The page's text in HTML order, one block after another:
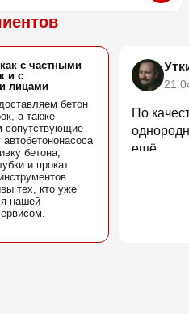
с частными
и с
лицами
бетон
а также
сопутствующие
бетона,
и прокат
тех, кто уже
нашей
По
ещё.